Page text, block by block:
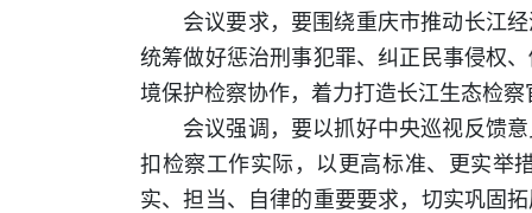
会议要求，要围绕重庆市推动长江
统筹做好惩治刑事犯罪、纠正民事侵权
境保护检察协作，着力打造长江生态检
会议强调，要以抓好中央巡视反馈
扣检察工作实际，以更高标准、更实举
实、担当、自律的重要要求，切实巩固